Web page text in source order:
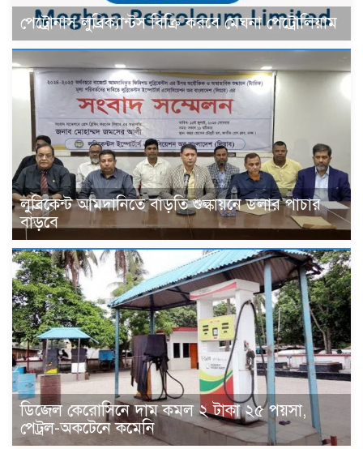
পেট্রোনাস লুব্রিক্যান্টস বিক্রি করবে মেঘনা পেট্রোলিয়াম
লুব্রিকেন্ট আমদানিতে বাড়তি শুল্কায়নে ডলার পাচার
বাড়বে
ডিজেল কেরোসিনে দাম কমল ২ টাকা ২৫ পয়সা,
পেট্রল-অকটেনে কমেনি